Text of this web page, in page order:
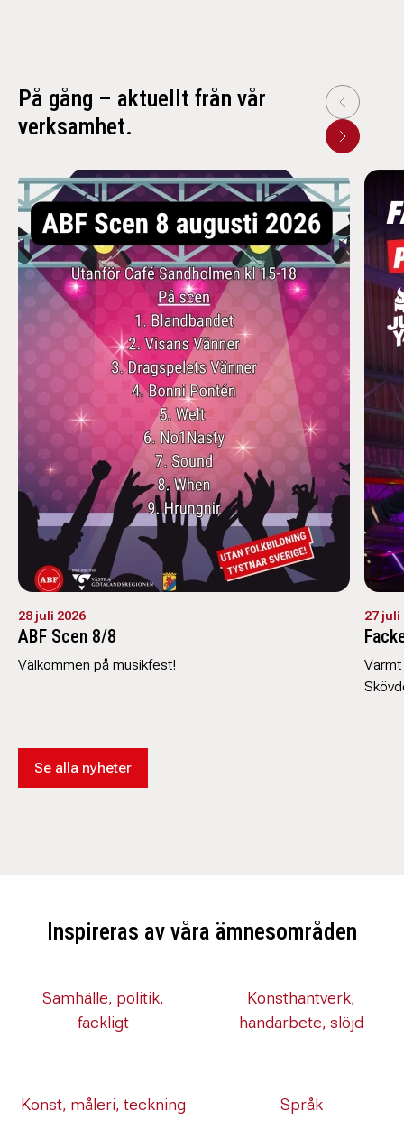
På gång – aktuellt från vår
verksamhet.
28 juli 2026
ABF Scen 8/8
Välkommen på musikfest!
27 juli
Se alla nyheter
Inspireras av våra ämnesområden
Samhälle, politik,
fackligt
Konsthantverk,
handarbete, slöjd
Konst, måleri, teckning Språk